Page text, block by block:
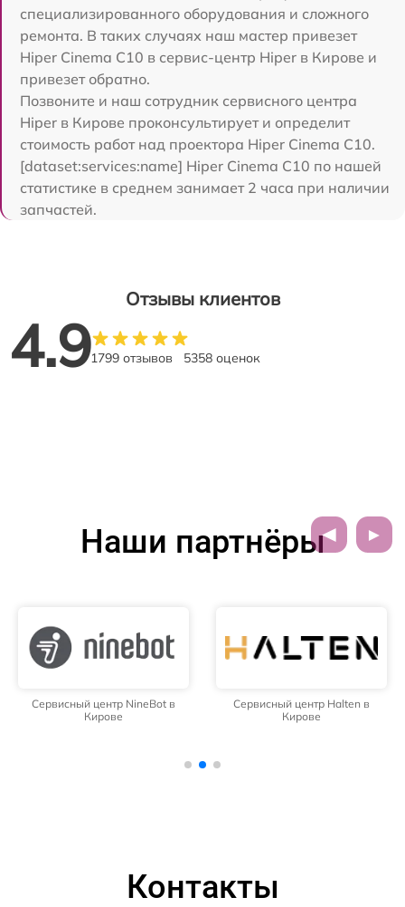
специализированного оборудования и сложного
ремонта. В таких случаях наш мастер привезет
Hiper Cinema C10 в сервис-центр Hiper в Кирове и
привезет обратно.
Позвоните и наш сотрудник сервисного центра
Hiper в Кирове проконсультирует и определит
стоимость работ над проектора Hiper Cinema C10.
[dataset:services:name] Hiper Cinema C10 по нашей
статистике в среднем занимает 2 часа при наличии
запчастей.
Отзывы клиентов
4.91799 отзывов 5358 оценок
Наши партнёры
Сервисный центр NineBot в
Кирове
Сервисный центр Halten в
Кирове
Контакты